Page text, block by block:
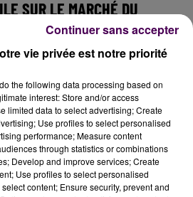
SUR LE MARCHÉ DU
dur pour ces jeunes
de fin d’année l’esprit serein,
stress monter. Ce qui inquiète
du restaurant alençonnais
de leur entrée sur le
ce que les professionnels ne
un apprenti qui suivra un
un gamin à qui il
?"s’interroge Adrien
vie privée est notre priorité
do the following data processing based on
interest: Store and/or access
limited data to select advertising; Create
Use profiles to select personalised
performance; Measure content
through statistics or combinations
Develop and improve services; Create
Use profiles to select personalised
content; Ensure security, prevent and
Continuer sans accepter